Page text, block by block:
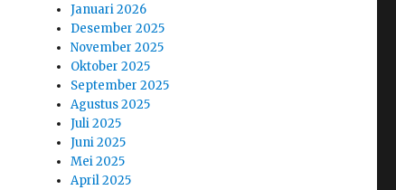
Januari 2026
Desember 2025
November 2025
Oktober 2025
September 2025
Agustus 2025
Juli 2025
Juni 2025
Mei 2025
April 2025